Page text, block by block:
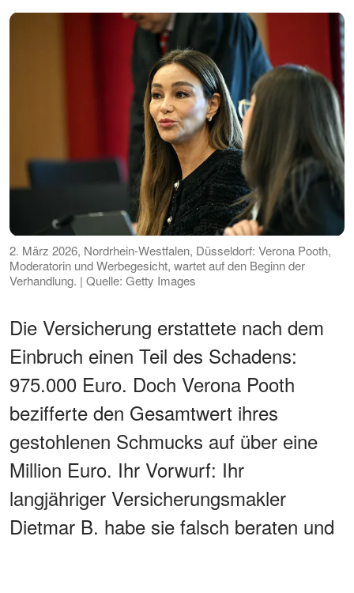
2. März 2026, Nordrhein-Westfalen, Düsseldorf: Verona Pooth,
Moderatorin und Werbegesicht, wartet auf den Beginn der
Verhandlung. | Quelle: Getty Images
Die Versicherung erstattete nach dem
Einbruch einen Teil des Schadens:
975.000 Euro. Doch Verona Pooth
bezifferte den Gesamtwert ihres
gestohlenen Schmucks auf über eine
Million Euro. Ihr Vorwurf: Ihr
langjähriger Versicherungsmakler
Dietmar B. habe sie falsch beraten und